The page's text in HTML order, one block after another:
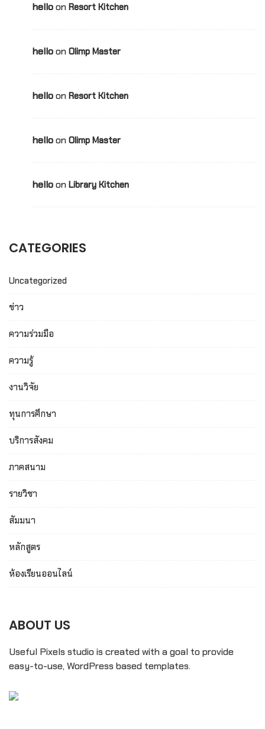
helloon Resort Kitchen
helloon Olimp Master
helloon Resort Kitchen
helloon Olimp Master
helloon Library Kitchen
CATEGORIES
Uncategorized
ข่าว
ความร่วมมือ
ความรู้
งานวิจัย
ทุนการศึกษา
บริการสังคม
ภาคสนาม
รายวิชา
สัมมนา
หลักสูตร
ห้องเรียนออนไลน์
ABOUT US
Useful Pixels studio is created with a goal to provide
easy-to-use, WordPress based templates.